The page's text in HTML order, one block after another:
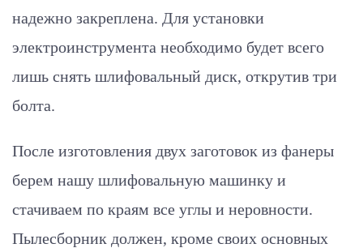
надежно закреплена. Для установки
электроинструмента необходимо будет всего
лишь снять шлифовальный диск, открутив три
болта.
После изготовления двух заготовок из фанеры
берем нашу шлифовальную машинку и
стачиваем по краям все углы и неровности.
Пылесборник должен, кроме своих основных